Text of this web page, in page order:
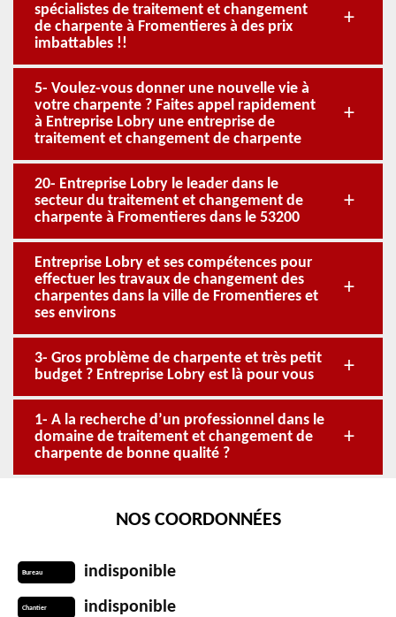
spécialistes de traitement et changement
de charpente à Fromentieres à des prix
imbattables !!
5- Voulez-vous donner une nouvelle vie à
votre charpente ? Faites appel rapidement
à Entreprise Lobry une entreprise de
traitement et changement de charpente
20- Entreprise Lobry le leader dans le
secteur du traitement et changement de
charpente à Fromentieres dans le 53200
Entreprise Lobry et ses compétences pour
effectuer les travaux de changement des
charpentes dans la ville de Fromentieres et
ses environs
3- Gros problème de charpente et très petit
budget ? Entreprise Lobry est là pour vous
1- A la recherche d’un professionnel dans le
domaine de traitement et changement de
charpente de bonne qualité ?
NOS COORDONNÉES
Bureau indisponible
Chantier indisponible